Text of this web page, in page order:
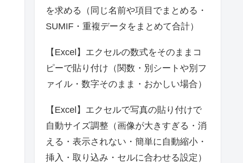
を求める（同じ名前や項目でまとめる・
SUMIF・重複データをまとめて合計）
【Excel】エクセルの数式をそのままコ
ピーで貼り付け（関数・別シートや別フ
ァイル・数字そのまま・おかしい場合）
【Excel】エクセルで写真の貼り付けで
自動サイズ調整（画像が大きすぎる・消
える・表示されない・簡単に自動縮小・
挿入・取り込み・セルに合わせる設定）